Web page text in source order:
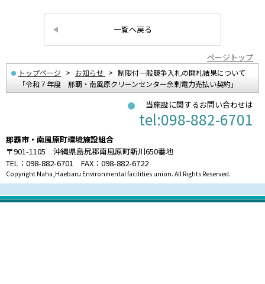
一覧へ戻る
ページトップ
トップページ お知らせ
制限付一般競争入札の開札結果について
「令和７年度 那覇・南風原クリーンセンター余剰電力売払い契約」
当施設に関するお問い合わせは
tel:098-882-6701
那覇市・南風原町環境施設組合
〒901-1105 沖縄県島尻郡南風原町新川650番地
TEL：098-882-6701 FAX：098-882-6722
Copyright Naha,Haebaru Environmental facilities union. All Rights Reserved.